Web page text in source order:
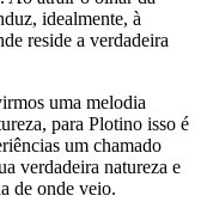
idealmente, à
reside a verdadeira
uma melodia
para Plotino isso é
um chamado
verdadeira natureza e
de onde veio.